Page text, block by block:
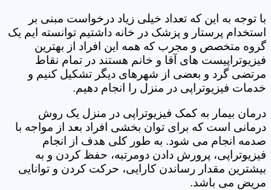
با توجه به این که تعداد خیلی زیاد درخواست مبنی بر
استخدام پرستار و پزشک در خانه داشتیم توانسته ایم یک
گروه متخصص و مجرب که همه این افراد از بهترین
فیزیوتراپیست های آقا و خانم هستند در تمام نقاط
مرتضی گرد‎ و بعضی از شهرهای دیگر تشکیل کنیم و
خدمات فیزیوتراپی در منزل را انجام دهیم.
درمان بیمار به کمک فیزیوتراپی در منزل یک روش
درمانی است که برای توان بخشی افراد بعد از مواجه با
صدمه انجام می شود. به طور کلی هدف از انجام
فیزیوتراپی، پرورش دادن دومرتبه، حفظ کردن و به
بیشترین مقدار رساندن کارایی، حرکت کردن و توانایی
مریض می باشد.